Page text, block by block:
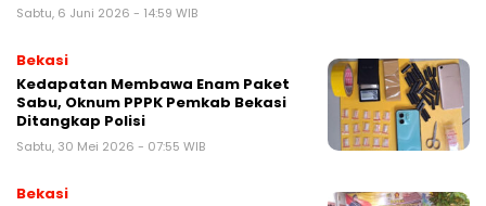
Sabtu, 6 Juni 2026 - 14:59 WIB
Bekasi
Kedapatan Membawa Enam Paket
Sabu, Oknum PPPK Pemkab Bekasi
Ditangkap Polisi
Sabtu, 30 Mei 2026 - 07:55 WIB
Bekasi